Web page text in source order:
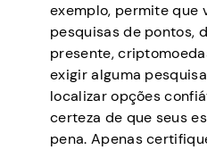
exemplo, permite que
pesquisas de pontos,
presente,
exigir alguma
localizar opções
certeza de que seus
pena. Apenas